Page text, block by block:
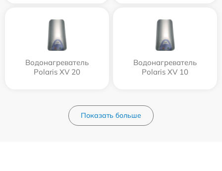
Водонагреватель
Polaris XV 20
Водонагреватель
Polaris XV 10
Показать больше